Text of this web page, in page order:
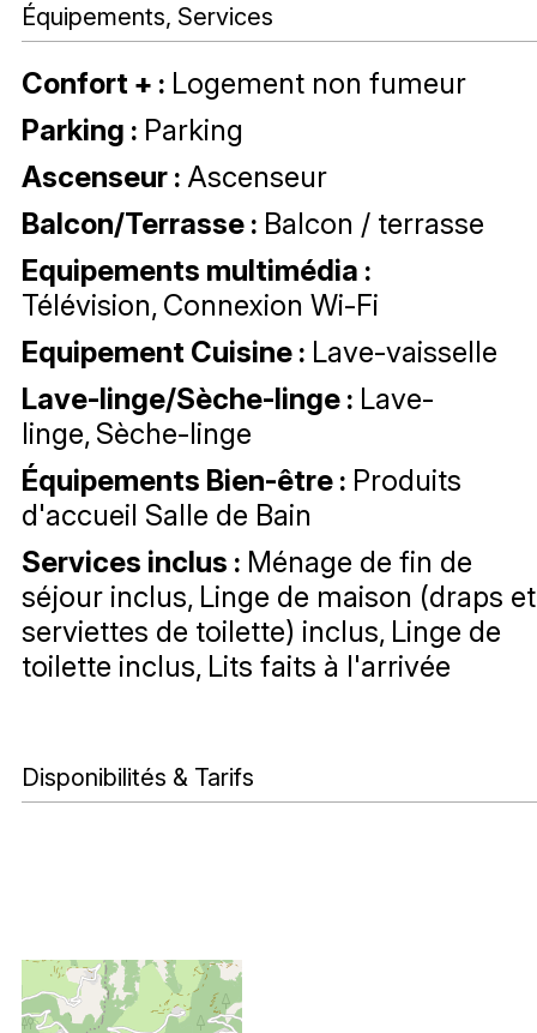
Équipements, Services
Confort + : Logement non fumeur
Parking : Parking
Ascenseur : Ascenseur
Balcon/Terrasse : Balcon / terrasse
Equipements multimédia :
Télévision Connexion Wi-Fi
Equipement Cuisine : Lave-vaisselle
Lave-linge/Sèche-linge : Lave-
linge Sèche-linge
Équipements Bien-être : Produits
d'accueil Salle de Bain
Services inclus : Ménage de fin de
séjour inclus Linge de maison (draps et
serviettes de toilette) inclus Linge de
toilette inclus Lits faits à l'arrivée
Disponibilités & Tarifs